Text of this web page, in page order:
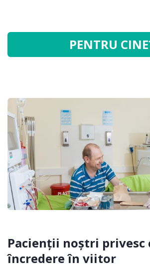
PENTRU
Pacienții noștri privesc
încredere în viitor